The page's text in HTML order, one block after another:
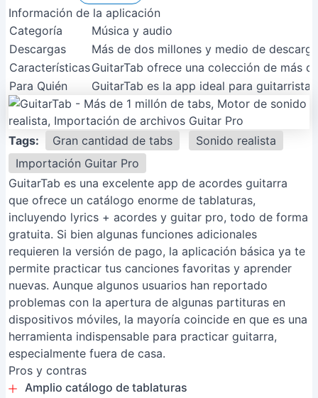
Información de la aplicación
Categoría
Música y audio
Descargas
Más de dos millones y medio de
CaracterísticasGuitarTab ofrece una colección de más
Para Quién
GuitarTab es la app ideal para
Tags: Gran cantidad de tabs
Sonido realista
Importación Guitar Pro
GuitarTab es una excelente app de acordes guitarra
que ofrece un catálogo enorme de tablaturas,
incluyendo lyrics + acordes y guitar pro, todo de forma
gratuita. Si bien algunas funciones adicionales
requieren la versión de pago, la aplicación básica ya te
permite practicar tus canciones favoritas y aprender
nuevas. Aunque algunos usuarios han reportado
problemas con la apertura de algunas partituras en
dispositivos móviles, la mayoría coincide en que es una
herramienta indispensable para practicar guitarra,
especialmente fuera de casa.
Pros y contras
Amplio catálogo de tablaturas